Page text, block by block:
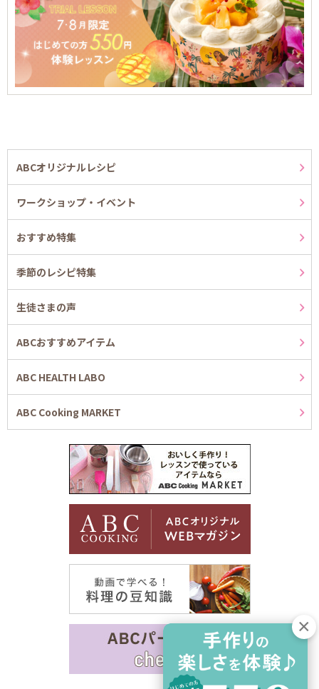
ABCオリジナルレシピ
ワークショップ・イベント
おすすめ特集
季節のレシピ特集
生徒さまの声
ABCおすすめアイテム
ABC HEALTH LABO
ABC Cooking MARKET